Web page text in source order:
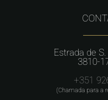
Estrada de
3810-
+351
(Chamada para a